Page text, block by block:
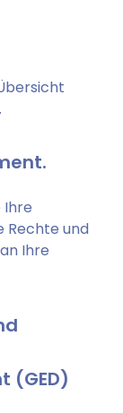
Ihre
Rechte und
Ihre
(GED)